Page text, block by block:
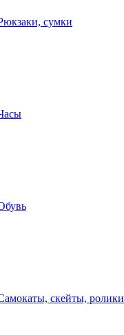
сумки
скейты, ролики